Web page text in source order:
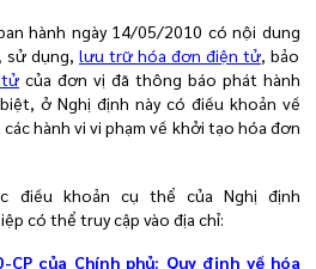
hành ngày 14/05/2010 có nội dung
sử dụng, lưu trữ hóa đơn điện tử, bảo
tử của đơn vị đã thông báo phát hành
ở Nghị định này có điều khoản về
hành vi vi phạm về khởi tạo hóa đơn
điều khoản cụ thể của Nghị định
có thể truy cập vào địa chỉ:
của Chính phủ: Quy định về hóa